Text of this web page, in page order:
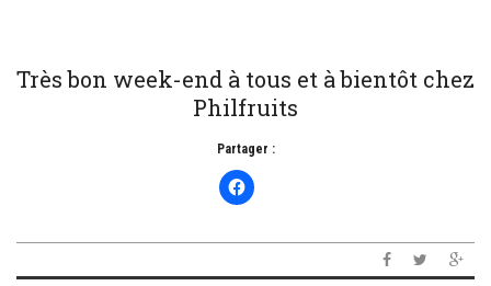
Très bon week-end à tous et à bientôt chez
Philfruits
Partager :